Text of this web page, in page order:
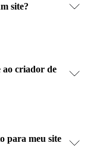
site?
ao criador de
para meu site